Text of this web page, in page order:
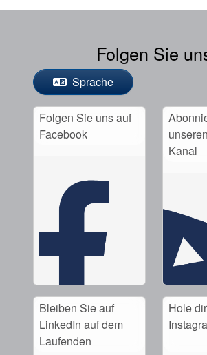
Folgen Sie
Sprache
Folgen Sie uns auf
Facebook
Kanal
Bleiben Sie auf
LinkedIn auf dem
Laufenden
Hole